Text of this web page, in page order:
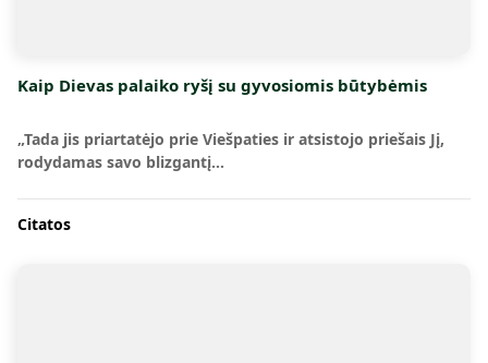
Kaip Dievas palaiko ryšį su gyvosiomis būtybėmis
„Tada jis priartatėjo prie Viešpaties ir atsistojo priešais Jį,
rodydamas savo blizgantį…
Citatos